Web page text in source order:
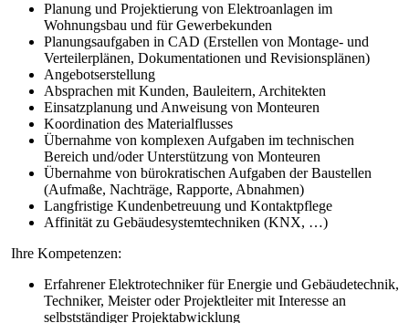
Planung und Projektierung von Elektroanlagen im
Wohnungsbau und für Gewerbekunden
Planungsaufgaben in CAD (Erstellen von Montage- und
Verteilerplänen, Dokumentationen und Revisionsplänen)
Angebotserstellung
Absprachen mit Kunden, Bauleitern, Architekten
Einsatzplanung und Anweisung von Monteuren
Koordination des Materialflusses
Übernahme von komplexen Aufgaben im technischen
Bereich und/oder Unterstützung von Monteuren
Übernahme von bürokratischen Aufgaben der Baustellen
(Aufmaße, Nachträge, Rapporte, Abnahmen)
Langfristige Kundenbetreuung und Kontaktpflege
Affinität zu Gebäudesystemtechniken (KNX, …)
Ihre Kompetenzen:
Erfahrener Elektrotechniker für Energie und Gebäudetechnik,
Techniker, Meister oder Projektleiter mit Interesse an
selbstständiger Projektabwicklung